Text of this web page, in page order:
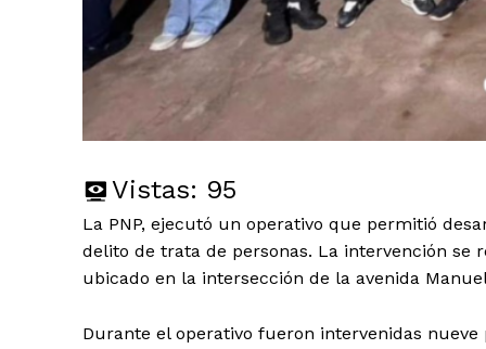
Vistas: 95
La PNP, ejecutó un operativo que permitió
delito de trata de personas. La intervención
ubicado en la intersección de la avenida
Durante el operativo fueron intervenidas